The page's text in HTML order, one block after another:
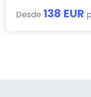
Desde 138 EUR